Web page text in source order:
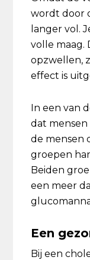
wordt door
langer vol.
volle maag.
opzwellen,
effect is
In een van
dat
de mensen
groepen
Beiden
een meer
Een
Bij een